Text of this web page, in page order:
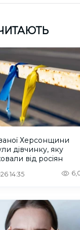
Херсонщини
дівчинку, яку
від росіян
14:35